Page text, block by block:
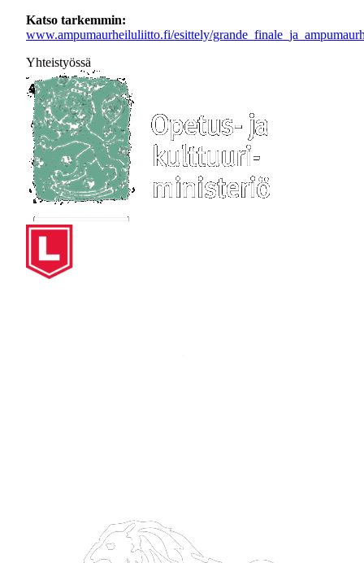
Katso tarkemmin:
www.ampumaurheiluliitto.fi/esittely/
Yhteistyössä